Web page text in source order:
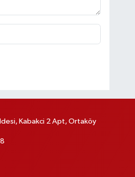
Kabakci 2 Apt, Ortaköy